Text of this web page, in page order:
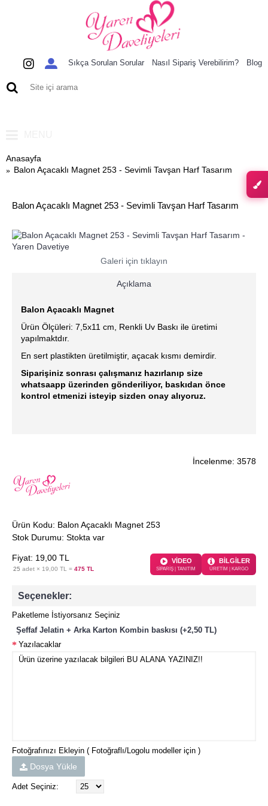
Sıkça Sorulan Sorular Nasıl Sipariş Verebilirim? Blog
Anasayfa
Balon Açacaklı Magnet 253 - Sevimli Tavşan Harf Tasarım
Balon Açacaklı Magnet 253 - Sevimli Tavşan Harf Tasarım
Galeri için tıklayın
Açıklama
Balon Açacaklı Magnet
Ürün Ölçüleri: 7,5x11 cm, Renkli Uv Baskı ile üretimi
yapılmaktdır.
En sert plastikten üretilmiştir, açacak kısmı demirdir.
Siparişiniz sonrası çalışmanız hazırlanıp size
whatsaapp üzerinden gönderiliyor, baskıdan önce
kontrol etmenizi isteyip sizden onay alıyoruz.
İncelenme: 3578
Ürün Kodu: Balon Açacaklı Magnet 253
Stok Durumu: Stokta var
Fiyat: 19 ,00 TL
25 adet × 19,00 TL = 475 TL
VİDEO
SİPARİŞ | TANITIM
BİLGİLER
ÜRETİM | KARGO
Seçenekler:
Paketleme İstiyorsanız Seçiniz
Şeffaf Jelatin + Arka Karton Kombin baskısı (+2,50 TL)
Yazılacaklar
Fotoğrafınızı Ekleyin ( Fotoğraflı/Logolu modeller için )
Dosya Yükle
Adet Seçiniz: